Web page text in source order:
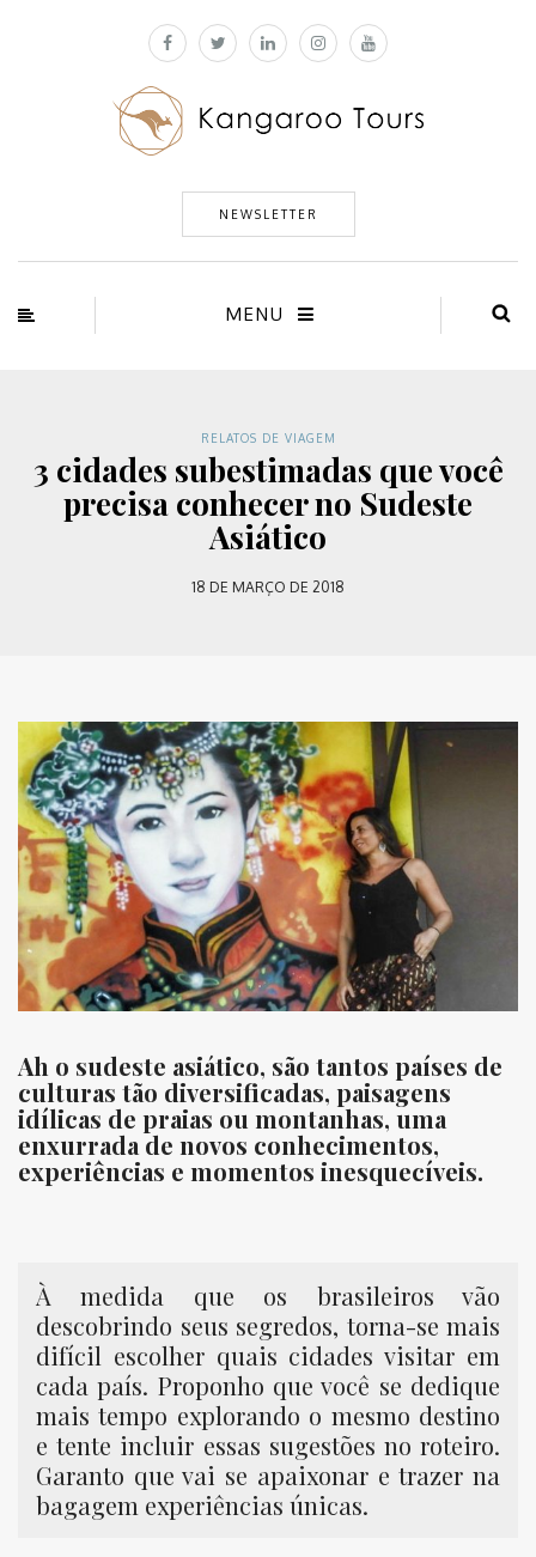
NEWSLETTER
MENU
RELATOS DE VIAGEM
3 cidades subestimadas que você
precisa conhecer no Sudeste
Asiático
18 DE MARÇO DE 2018
Ah o sudeste asiático, são tantos países de
culturas tão diversificadas, paisagens
idílicas de praias ou montanhas, uma
enxurrada de novos conhecimentos,
experiências e momentos inesquecíveis.
À medida que os brasileiros vão
descobrindo seus segredos, torna-se mais
difícil escolher quais cidades visitar em
cada país. Proponho que você se dedique
mais tempo explorando o mesmo destino
e tente incluir essas sugestões no roteiro.
Garanto que vai se apaixonar e trazer na
bagagem experiências únicas.